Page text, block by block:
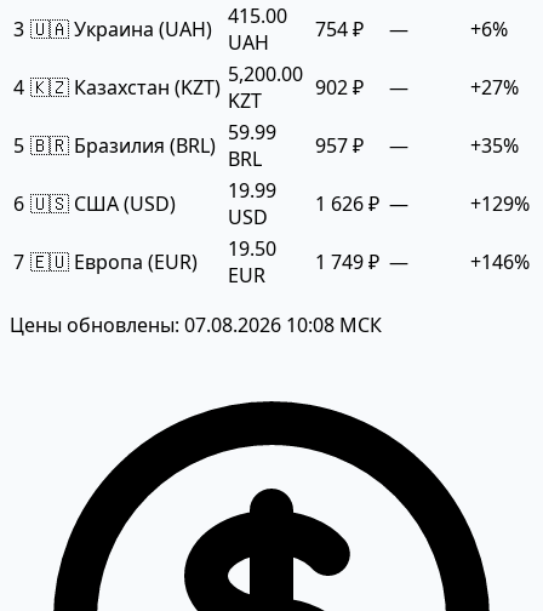
3 🇺🇦 Украина (UAH) 415.00
UAH
754 ₽ — +6%
4 🇰🇿 Казахстан (KZT) 5,200.00
KZT
902 ₽ — +27%
5 🇧🇷 Бразилия (BRL) 59.99
BRL
957 ₽ — +35%
6 🇺🇸 США (USD)
19.99
USD
1 626 ₽ — +129%
7 🇪🇺 Европа (EUR)
19.50
EUR
1 749 ₽ — +146%
Цены обновлены: 07.08.2026 10:08 МСК